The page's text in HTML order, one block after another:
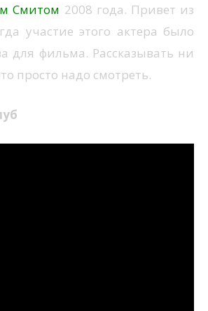
Смитом 2008 года. Привет из
участие этого актера было
для фильма. Рассказывать ни
просто надо смотреть.